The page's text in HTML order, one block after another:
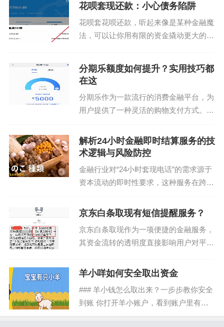
键因素。通常情况下，用户的支付历史、
交易频率以及账户活跃...
花呗套现还款：小心债务陷阱
花呗套花呗还款，听起来像是某种金融魔
法，可以让你用有限的资金撬动更大的杠
降低整体成本。然而，这种看似聪明的策
略背后，潜藏着巨大的...
分期乐额度如何提升？实用技巧都
在这
分期乐作为一款流行的消费金融平台，为
用户提供了一种灵活的购物支付方式。然
的可用额度似乎受到一定限制或未能完全
解锁，这引发了关于如何最大化利用其授
解析24小时金融即时结算服务的技
术逻辑与风险防控
金融行业对“24小时套现电话”的需求源于
资本流动的即时性要求，这种服务在跨境
其运作逻辑建立在多重技术验证基础上，
金路径追踪，而非...
京东白条取现有短信提醒服务？
京东白条取现作为一项便捷的金融服务，
其资金流转的透明度直接影响用户对平台
户在通过白条额度提现时，系统会通过短
并非简单的流程告知，...
羊小咩如何安全取出资金
### 羊小钱怎么取出来？一步步教你安全
到账 你打开羊小账户，看到账户里有一